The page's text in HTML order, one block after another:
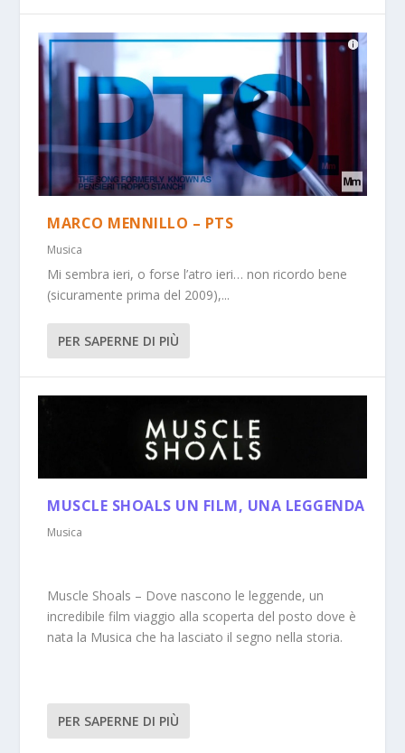
MARCO MENNILLO – PTS
Musica
Mi sembra ieri, o forse l’atro ieri… non ricordo bene
(sicuramente prima del 2009),...
PER SAPERNE DI PIÙ
MUSCLE SHOALS UN FILM, UNA LEGGENDA
Musica
Muscle Shoals – Dove nascono le leggende, un
incredibile film viaggio alla scoperta del posto dove è
nata la Musica che ha lasciato il segno nella storia.
PER SAPERNE DI PIÙ